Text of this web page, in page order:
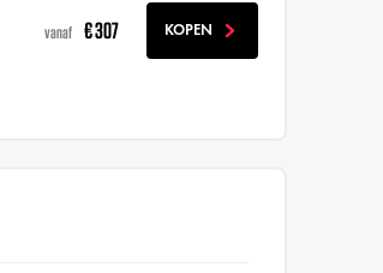
vanaf € 307 KOPEN